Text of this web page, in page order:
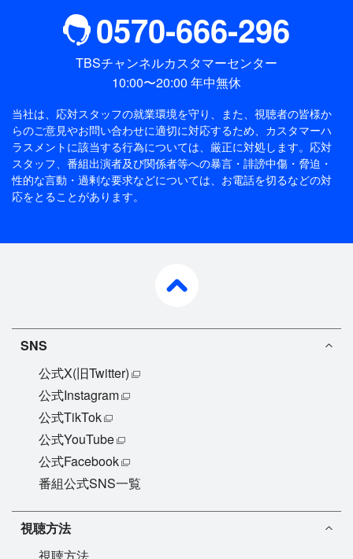
0570-666-296
TBSチャンネルカスタマーセンター
10:00〜20:00 年中無休
当社は、応対スタッフの就業環境を守り、また、視聴者の皆様か
らのご意見やお問い合わせに適切に対応するため、 カスタマーハ
ラスメントに該当する行為については、厳正に対処します。応対
スタッフ、番組出演者及び関係者等への暴言・誹謗中傷・脅迫・
性的な言動・過剰な要求などについては、お電話を切るなどの対
応をとることがあります。
SNS
公式X(旧Twitter)
公式Instagram
公式TikTok
公式YouTube
公式Facebook
番組公式SNS一覧
視聴方法
視聴方法